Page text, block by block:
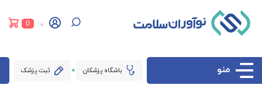
0
منو باشگاه پزشکان ثبت پزشک